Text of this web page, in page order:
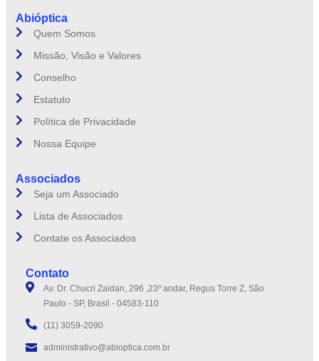
Abióptica
Quem Somos
Missão, Visão e Valores
Conselho
Estatuto
Política de Privacidade
Nossa Equipe
Associados
Seja um Associado
Lista de Associados
Contate os Associados
Contato
Av. Dr. Chucri Zaidan, 296 ,23º andar, Regus Torre Z, São
Paulo - SP, Brasil - 04583-110
(11) 3059-2090
administrativo@abioptica.com.br